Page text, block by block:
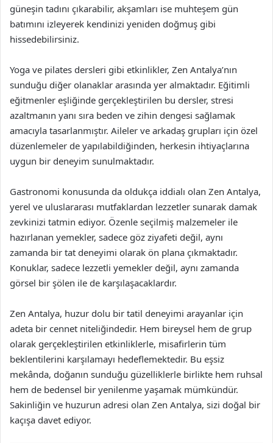
güneşin tadını çıkarabilir, akşamları ise muhteşem gün
batımını izleyerek kendinizi yeniden doğmuş gibi
hissedebilirsiniz.
Yoga ve pilates dersleri gibi etkinlikler, Zen Antalya’nın
sunduğu diğer olanaklar arasında yer almaktadır. Eğitimli
eğitmenler eşliğinde gerçekleştirilen bu dersler, stresi
azaltmanın yanı sıra beden ve zihin dengesi sağlamak
amacıyla tasarlanmıştır. Aileler ve arkadaş grupları için özel
düzenlemeler de yapılabildiğinden, herkesin ihtiyaçlarına
uygun bir deneyim sunulmaktadır.
Gastronomi konusunda da oldukça iddialı olan Zen Antalya,
yerel ve uluslararası mutfaklardan lezzetler sunarak damak
zevkinizi tatmin ediyor. Özenle seçilmiş malzemeler ile
hazırlanan yemekler, sadece göz ziyafeti değil, aynı
zamanda bir tat deneyimi olarak ön plana çıkmaktadır.
Konuklar, sadece lezzetli yemekler değil, aynı zamanda
görsel bir şölen ile de karşılaşacaklardır.
Zen Antalya, huzur dolu bir tatil deneyimi arayanlar için
adeta bir cennet niteliğindedir. Hem bireysel hem de grup
olarak gerçekleştirilen etkinliklerle, misafirlerin tüm
beklentilerini karşılamayı hedeflemektedir. Bu eşsiz
mekânda, doğanın sunduğu güzelliklerle birlikte hem ruhsal
hem de bedensel bir yenilenme yaşamak mümkündür.
Sakinliğin ve huzurun adresi olan Zen Antalya, sizi doğal bir
kaçışa davet ediyor.